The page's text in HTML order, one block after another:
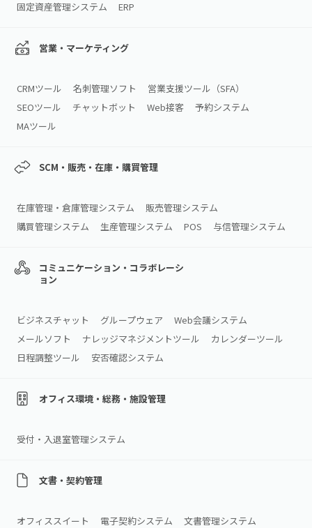
固定資産管理システム ERP
営業・マーケティング
CRMツール 名刺管理ソフト
営業支援ツール（SFA）
SEOツール
チャットボット Web接客
予約システム
MAツール
SCM・販売・在庫・購買管理
在庫管理・倉庫管理システム
販売管理システム
購買管理システム
生産管理システム POS 与信管理システム
コミュニケーション・コラボレーシ
ョン
ビジネスチャット グループウェア
Web会議システム
メールソフト
ナレッジマネジメントツール
カレンダーツール
日程調整ツール
安否確認システム
オフィス環境・総務・施設管理
受付・入退室管理システム
文書・契約管理
オフィススイート 電子契約システム
文書管理システム